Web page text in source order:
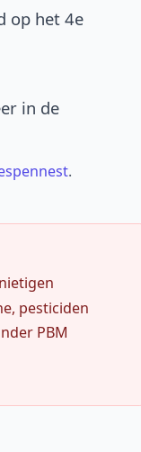
op het 4e
in de
.
pesticiden
PBM